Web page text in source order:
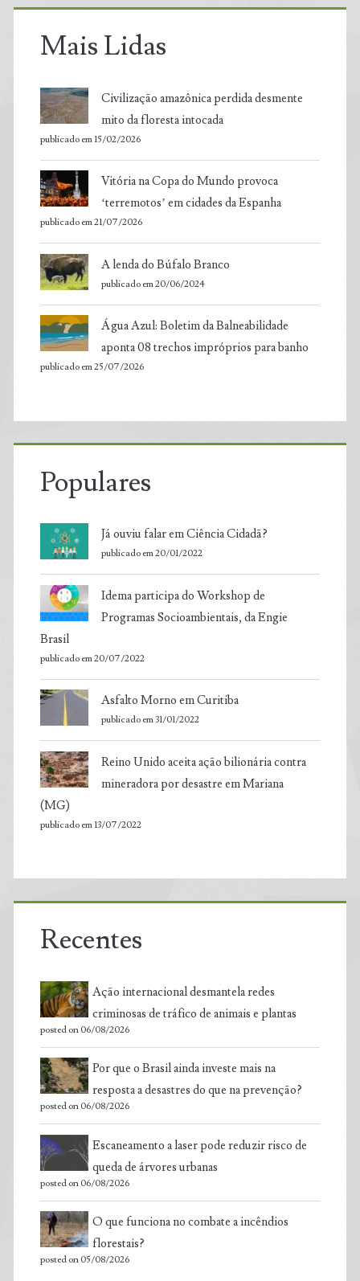
Mais Lidas
Civilização amazônica perdida desmente
mito da floresta intocada
publicado em 15/02/2026
Vitória na Copa do Mundo provoca
‘terremotos’ em cidades da Espanha
publicado em 21/07/2026
A lenda do Búfalo Branco
publicado em 20/06/2024
Água Azul: Boletim da Balneabilidade
aponta 08 trechos impróprios para banho
publicado em 25/07/2026
Populares
Já ouviu falar em Ciência Cidadã?
publicado em 20/01/2022
Idema participa do Workshop de
Programas Socioambientais, da Engie
Brasil
publicado em 20/07/2022
Asfalto Morno em Curitiba
publicado em 31/01/2022
Reino Unido aceita ação bilionária contra
mineradora por desastre em Mariana
(MG)
publicado em 13/07/2022
Recentes
Ação internacional desmantela redes
criminosas de tráfico de animais e plantas
posted on 06/08/2026
Por que o Brasil ainda investe mais na
resposta a desastres do que na prevenção?
posted on 06/08/2026
Escaneamento a laser pode reduzir risco de
queda de árvores urbanas
posted on 06/08/2026
O que funciona no combate a incêndios
florestais?
posted on 05/08/2026